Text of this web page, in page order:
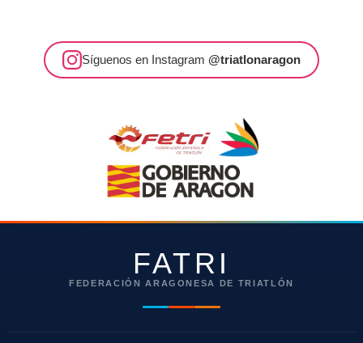
Síguenos en Instagram @triatlonaragon
FATRI
FEDERACIÓN ARAGONESA DE TRIATLÓN